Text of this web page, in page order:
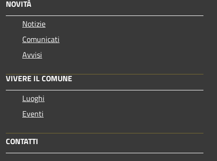
NOVITÀ
Notizie
Comunicati
Avvisi
VIVERE IL COMUNE
Luoghi
Eventi
CONTATTI